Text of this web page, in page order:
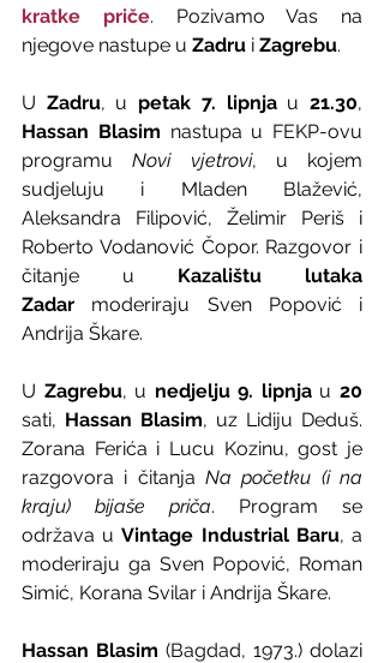
kratke priče. Pozivamo Vas na
njegove nastupe u Zadru i Zagrebu.
U Zadru, u petak 7. lipnja u 21.30
Hassan Blasim nastupa u FEKP-ovu
programu Novi vjetrovi, u kojem
sudjeluju i Mladen Blažević,
Aleksandra Filipović, Želimir Periš i
Roberto Vodanović Čopor. Razgovor i
čitanje u Kazalištu lutaka
Zadar moderiraju Sven Popović i
Andrija Škare.
U Zagrebu, u nedjelju 9. lipnja u 20
sati, Hassan Blasim, uz Lidiju Deduš.
Zorana Ferića i Lucu Kozinu, gost je
razgovora i čitanja Na početku (i na
kraju) bijaše priča. Program se
održava u Vintage Industrial Baru, a
moderiraju ga Sven Popović, Roman
Simić, Korana Svilar i Andrija Škare.
Hassan Blasim (Bagdad, 1973.) dolazi